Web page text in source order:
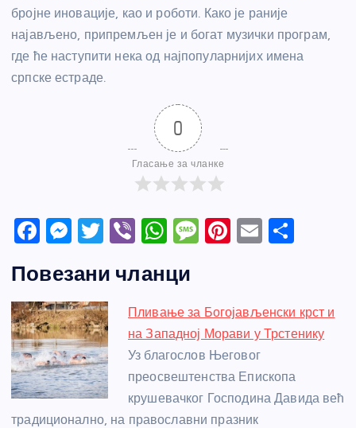
бројне иновације, као и роботи. Како је раније
најављено, припремљен је и богат музички програм,
где ће наступити нека од најпопуларнијих имена
српске естраде.
0
Гласање за чланке
F
c
e
b
o
o
k
M
ss
e
n
g
er
T
itt
er
Vi
er
W
at
s
A
p
p
M
a
g
e
Pi
e
st
E
e
Повезани чланци
Пливање за Богојављенски крст и
на Западној Морави у Трстенику
Уз благослов Његовог
преосвештенства Епископа
крушевачког Господина Давида већ
традиционално, на православни празник